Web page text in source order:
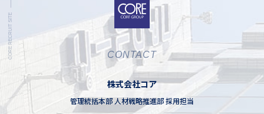
CONTACT
株式会社コア
管理統括本部 人材戦略推進部 採用担当